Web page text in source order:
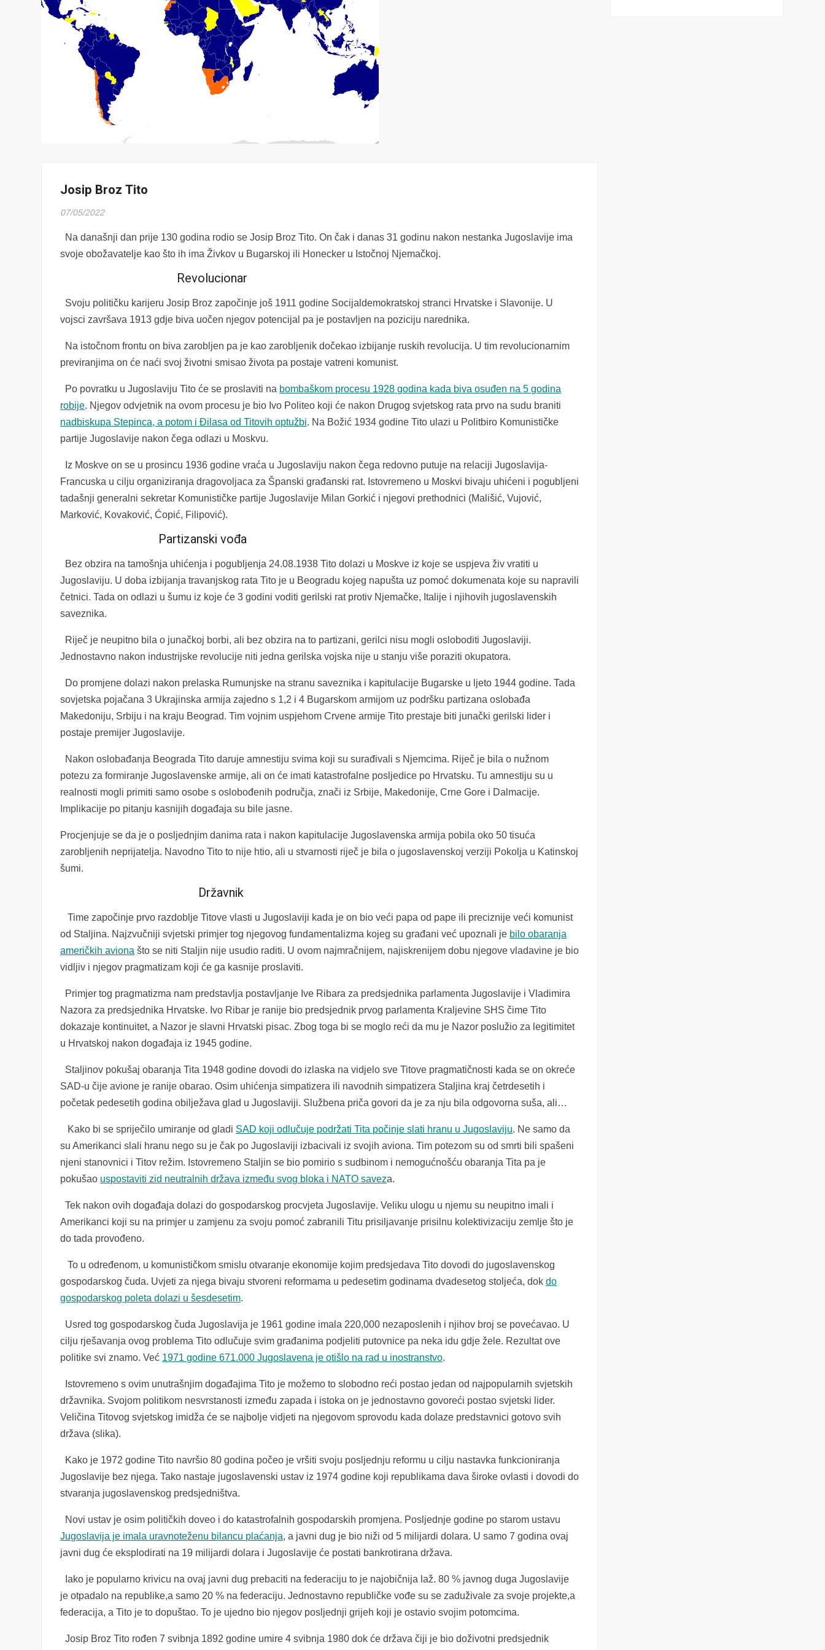
Josip Broz Tito
07/05/2022
Na današnji dan prije 130 godina rodio se Josip Broz Tito. On čak i danas 31 godinu nakon nestanka Jugoslavije ima
svoje obožavatelje kao što ih ima Živkov u Bugarskoj ili Honecker u Istočnoj Njemačkoj.
Revolucionar
Svoju političku karijeru Josip Broz započinje još 1911 godine Socijaldemokratskoj stranci Hrvatske i Slavonije. U
vojsci završava 1913 gdje biva uočen njegov potencijal pa je postavljen na poziciju narednika.
Na istočnom frontu on biva zarobljen pa je kao zarobljenik dočekao izbijanje ruskih revolucija. U tim revolucionarnim
previranjima on će naći svoj životni smisao života pa postaje vatreni komunist.
Po povratku u Jugoslaviju Tito će se proslaviti na bombaškom procesu 1928 godina kada biva osuđen na 5 godina
robije. Njegov odvjetnik na ovom procesu je bio Ivo Politeo koji će nakon Drugog svjetskog rata prvo na sudu braniti
nadbiskupa Stepinca, a potom i Đilasa od Titovih optužbi. Na Božić 1934 godine Tito ulazi u Politbiro Komunističke
partije Jugoslavije nakon čega odlazi u Moskvu.
Iz Moskve on se u prosincu 1936 godine vraća u Jugoslaviju nakon čega redovno putuje na relaciji Jugoslavija-
Francuska u cilju organiziranja dragovoljaca za Španski građanski rat. Istovremeno u Moskvi bivaju uhićeni i pogubljeni
tadašnji generalni sekretar Komunističke partije Jugoslavije Milan Gorkić i njegovi prethodnici (Mališić, Vujović,
Marković, Kovaković, Ćopić, Filipović).
Partizanski vođa
Bez obzira na tamošnja uhićenja i pogubljenja 24.08.1938 Tito dolazi u Moskve iz koje se uspjeva živ vratiti u
Jugoslaviju. U doba izbijanja travanjskog rata Tito je u Beogradu kojeg napušta uz pomoć dokumenata koje su napravili
četnici. Tada on odlazi u šumu iz koje će 3 godini voditi gerilski rat protiv Njemačke, Italije i njihovih jugoslavenskih
saveznika.
Riječ je neupitno bila o junačkoj borbi, ali bez obzira na to partizani, gerilci nisu mogli osloboditi Jugoslaviji.
Jednostavno nakon industrijske revolucije niti jedna gerilska vojska nije u stanju više poraziti okupatora.
Do promjene dolazi nakon prelaska Rumunjske na stranu saveznika i kapitulacije Bugarske u ljeto 1944 godine. Tada
sovjetska pojačana 3 Ukrajinska armija zajedno s 1,2 i 4 Bugarskom armijom uz podršku partizana oslobađa
Makedoniju, Srbiju i na kraju Beograd. Tim vojnim uspjehom Crvene armije Tito prestaje biti junački gerilski lider i
postaje premijer Jugoslavije.
Nakon oslobađanja Beograda Tito daruje amnestiju svima koji su surađivali s Njemcima. Riječ je bila o nužnom
potezu za formiranje Jugoslavenske armije, ali on će imati katastrofalne posljedice po Hrvatsku. Tu amnestiju su u
realnosti mogli primiti samo osobe s oslobođenih područja, znači iz Srbije, Makedonije, Crne Gore i Dalmacije.
Implikacije po pitanju kasnijih događaja su bile jasne.
Procjenjuje se da je o posljednjim danima rata i nakon kapitulacije Jugoslavenska armija pobila oko 50 tisuća
zarobljenih neprijatelja. Navodno Tito to nije htio, ali u stvarnosti riječ je bila o jugoslavenskoj verziji Pokolja u Katinskoj
šumi.
Državnik
Time započinje prvo razdoblje Titove vlasti u Jugoslaviji kada je on bio veći papa od pape ili preciznije veći komunist
od Staljina. Najzvučniji svjetski primjer tog njegovog fundamentalizma kojeg su građani već upoznali je bilo obaranja
američkih aviona što se niti Staljin nije usudio raditi. U ovom najmračnijem, najiskrenijem dobu njegove vladavine je bio
vidljiv i njegov pragmatizam koji će ga kasnije proslaviti.
Primjer tog pragmatizma nam predstavlja postavljanje Ive Ribara za predsjednika parlamenta Jugoslavije i Vladimira
Nazora za predsjednika Hrvatske. Ivo Ribar je ranije bio predsjednik prvog parlamenta Kraljevine SHS čime Tito
dokazaje kontinuitet, a Nazor je slavni Hrvatski pisac. Zbog toga bi se moglo reći da mu je Nazor poslužio za legitimitet
u Hrvatskoj nakon događaja iz 1945 godine.
Staljinov pokušaj obaranja Tita 1948 godine dovodi do izlaska na vidjelo sve Titove pragmatičnosti kada se on okreće
SAD-u čije avione je ranije obarao. Osim uhićenja simpatizera ili navodnih simpatizera Staljina kraj četrdesetih i
početak pedesetih godina obilježava glad u Jugoslaviji. Službena priča govori da je za nju bila odgovorna suša, ali…
Kako bi se spriječilo umiranje od gladi SAD koji odlučuje podržati Tita počinje slati hranu u Jugoslaviju. Ne samo da
su Amerikanci slali hranu nego su je čak po Jugoslaviji izbacivali iz svojih aviona. Tim potezom su od smrti bili spašeni
njeni stanovnici i Titov režim. Istovremeno Staljin se bio pomirio s sudbinom i nemogućnošću obaranja Tita pa je
pokušao uspostaviti zid neutralnih država između svog bloka i NATO saveza.
Tek nakon ovih događaja dolazi do gospodarskog procvjeta Jugoslavije. Veliku ulogu u njemu su neupitno imali i
Amerikanci koji su na primjer u zamjenu za svoju pomoć zabranili Titu prisiljavanje prisilnu kolektivizaciju zemlje što je
do tada provođeno.
To u određenom, u komunističkom smislu otvaranje ekonomije kojim predsjedava Tito dovodi do jugoslavenskog
gospodarskog čuda. Uvjeti za njega bivaju stvoreni reformama u pedesetim godinama dvadesetog stoljeća, dokdo
gospodarskog poleta dolazi u šesdesetim.
Usred tog gospodarskog čuda Jugoslavija je 1961 godine imala 220,000 nezaposlenih i njihov broj se povećavao. U
cilju rješavanja ovog problema Tito odlučuje svim građanima podjeliti putovnice pa neka idu gdje žele. Rezultat ove
politike svi znamo. Već 1971 godine 671.000 Jugoslavena je otišlo na rad u inostranstvo.
Istovremeno s ovim unutrašnjim događajima Tito je možemo to slobodno reći postao jedan od najpopularnih svjetskih
državnika. Svojom politikom nesvrstanosti između zapada i istoka on je jednostavno govoreći postao svjetski lider.
Veličina Titovog svjetskog imidža će se najbolje vidjeti na njegovom sprovodu kada dolaze predstavnici gotovo svih
država (slika).
Kako je 1972 godine Tito navršio 80 godina počeo je vršiti svoju posljednju reformu u cilju nastavka funkcioniranja
Jugoslavije bez njega. Tako nastaje jugoslavenski ustav iz 1974 godine koji republikama dava široke ovlasti i dovodi do
stvaranja jugoslavenskog predsjedništva.
Novi ustav je osim političkih doveo i do katastrofalnih gospodarskih promjena. Posljednje godine po starom ustavu
Jugoslavija je imala uravnoteženu bilancu plaćanja, a javni dug je bio niži od 5 milijardi dolara. U samo 7 godina ovaj
javni dug će eksplodirati na 19 milijardi dolara i Jugoslavije će postati bankrotirana država.
Iako je popularno krivicu na ovaj javni dug prebaciti na federaciju to je najobičnija laž. 80 % javnog duga Jugoslavije
je otpadalo na republike,a samo 20 % na federaciju. Jednostavno republičke vođe su se zaduživale za svoje projekte,a
federacija, a Tito je to dopuštao. To je ujedno bio njegov posljednji grijeh koji je ostavio svojim potomcima.
Josip Broz Tito rođen 7 svibnja 1892 godine umire 4 svibnja 1980 dok će država čiji je bio doživotni predsjednik